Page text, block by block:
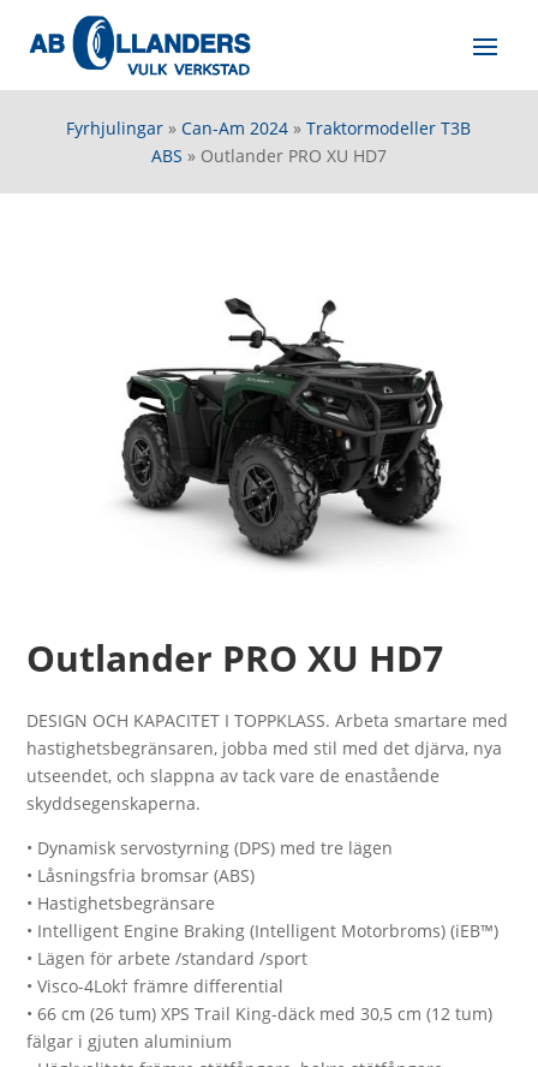
Fyrhjulingar »Can-Am 2024 »Traktormodeller T3B
ABS » Outlander PRO XU HD7
Outlander PRO XU HD7
DESIGN OCH KAPACITET I TOPPKLASS. Arbeta smartare med
hastighetsbegränsaren, jobba med stil med det djärva, nya
utseendet, och slappna av tack vare de enastående
skyddsegenskaperna.
• Dynamisk servostyrning (DPS) med tre lägen
• Låsningsfria bromsar (ABS)
• Hastighetsbegränsare
• Intelligent Engine Braking (Intelligent Motorbroms) (iEB™)
• Lägen för arbete /standard /sport
• Visco-4Lok† främre differential
• 66 cm (26 tum) XPS Trail King-däck med 30,5 cm (12 tum)
fälgar i gjuten aluminium